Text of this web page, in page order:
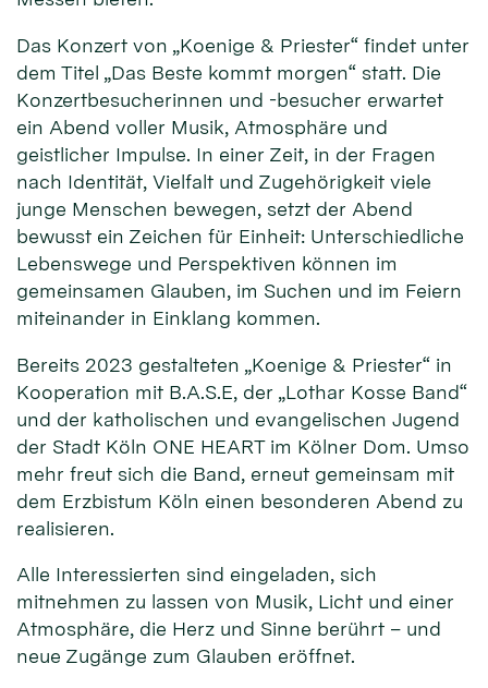
Das Konzert von „Koenige & Priester“ findet unter
dem Titel „Das Beste kommt morgen“ statt. Die
Konzertbesucherinnen und -besucher erwartet
ein Abend voller Musik, Atmosphäre und
geistlicher Impulse. In einer Zeit, in der Fragen
nach Identität, Vielfalt und Zugehörigkeit viele
junge Menschen bewegen, setzt der Abend
bewusst ein Zeichen für Einheit: Unterschiedliche
Lebenswege und Perspektiven können im
gemeinsamen Glauben, im Suchen und im Feiern
miteinander in Einklang kommen.
Bereits 2023 gestalteten „Koenige & Priester“ in
Kooperation mit B.A.S.E, der „Lothar Kosse Band“
und der katholischen und evangelischen Jugend
der Stadt Köln ONE HEART im Kölner Dom. Umso
mehr freut sich die Band, erneut gemeinsam mit
dem Erzbistum Köln einen besonderen Abend zu
realisieren.
Alle Interessierten sind eingeladen, sich
mitnehmen zu lassen von Musik, Licht und einer
Atmosphäre, die Herz und Sinne berührt – und
neue Zugänge zum Glauben eröffnet.